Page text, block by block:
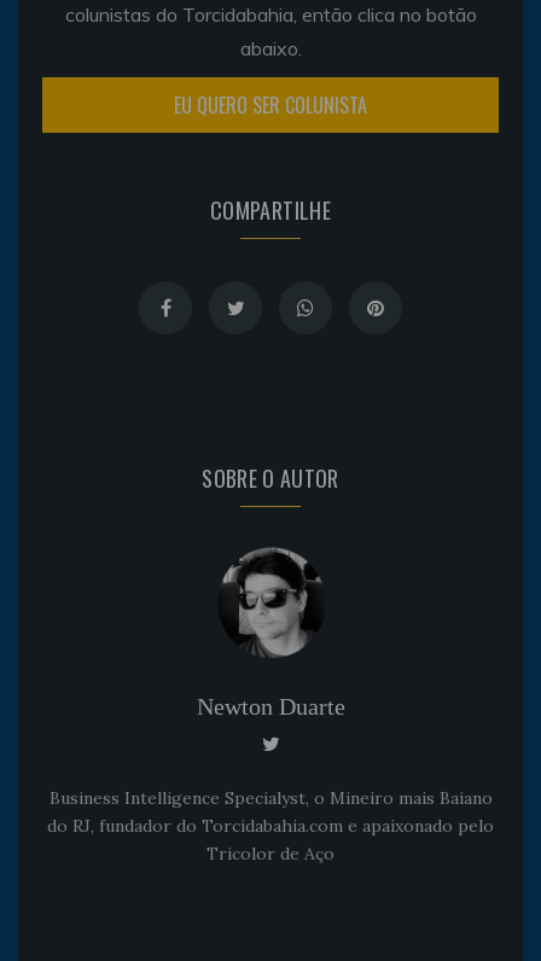
colunistas do Torcidabahia, então clica no botão
abaixo.
EU QUERO SER COLUNISTA
COMPARTILHE
SOBRE O AUTOR
Newton Duarte
Business Intelligence Specialyst, o Mineiro mais Baiano
do RJ, fundador do Torcidabahia.com e apaixonado pelo
Tricolor de Aço